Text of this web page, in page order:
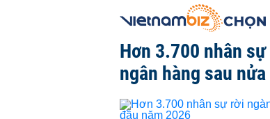
Hơn 3.700 nhân
ngân hàng sau